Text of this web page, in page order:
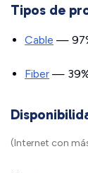
Tipos de
Cable —
Fiber —
(Internet con